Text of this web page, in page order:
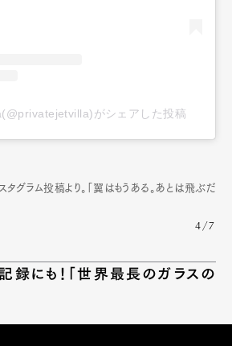
がシェアした投稿
ラム投稿より。「翼はもうある。あとは飛ぶだ
4/7
録にも！「世界最長のガラスの